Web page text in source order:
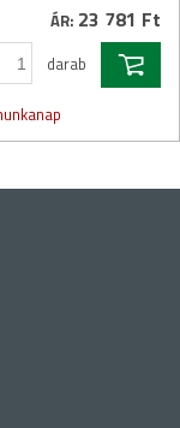
ÁR: 23 781 Ft
darab